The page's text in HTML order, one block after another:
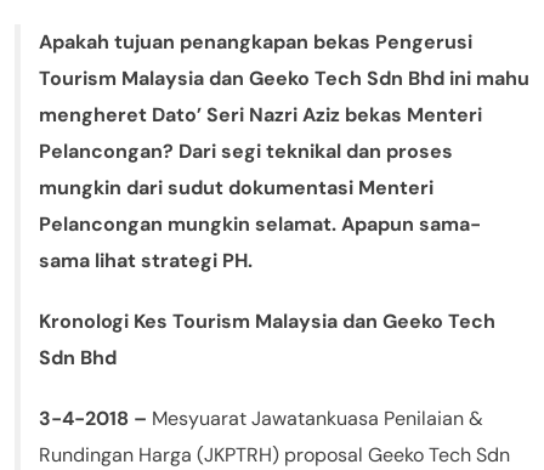
Apakah tujuan penangkapan bekas Pengerusi
Tourism Malaysia dan Geeko Tech Sdn Bhd ini mahu
mengheret Dato’ Seri Nazri Aziz bekas Menteri
Pelancongan? Dari segi teknikal dan proses
mungkin dari sudut dokumentasi Menteri
Pelancongan mungkin selamat. Apapun sama-
sama lihat strategi PH.
Kronologi Kes Tourism Malaysia dan Geeko Tech
Sdn Bhd
3-4-2018 – Mesyuarat Jawatankuasa Penilaian &
Rundingan Harga (JKPTRH) proposal Geeko Tech Sdn